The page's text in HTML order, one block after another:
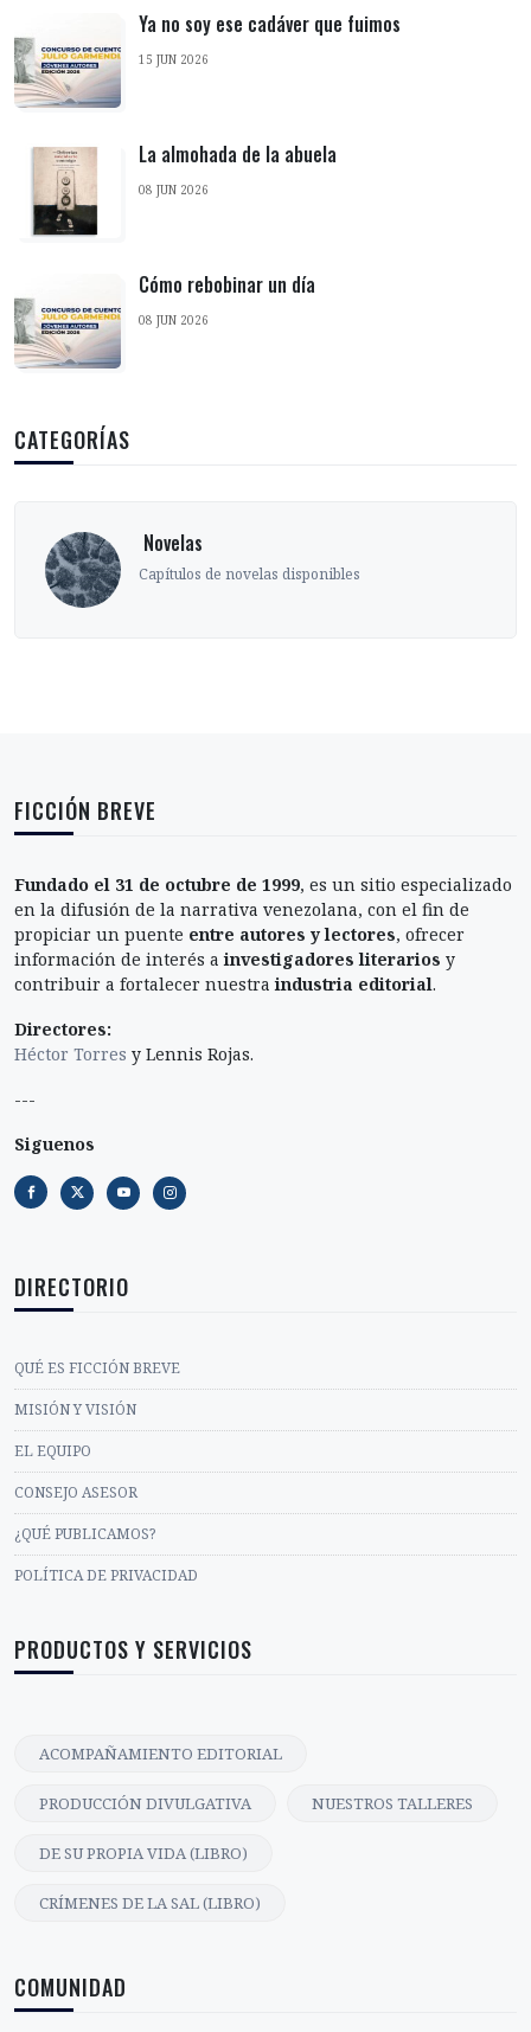
Ya no soy ese cadáver que fuimos
15 JUN 2026
La almohada de la abuela
08 JUN 2026
Cómo rebobinar un día
08 JUN 2026
CATEGORÍAS
‎ Novelas
Capítulos de novelas disponibles
FICCIÓN BREVE
Fundado el 31 de octubre de 1999, es un sitio especializado
en la difusión de la narrativa venezolana, con el fin de
propiciar un puente entre autores y lectores, ofrecer
información de interés ainvestigadores literarios y
contribuir a fortalecer nuestraindustria editorial.
Directores:
Héctor Torres y Lennis Rojas.
---
Siguenos
DIRECTORIO
QUÉ ES FICCIÓN BREVE
MISIÓN Y VISIÓN
EL EQUIPO
CONSEJO ASESOR
¿QUÉ PUBLICAMOS?
POLÍTICA DE PRIVACIDAD
PRODUCTOS Y SERVICIOS
ACOMPAÑAMIENTO EDITORIAL
PRODUCCIÓN DIVULGATIVA NUESTROS TALLERES
DE SU PROPIA VIDA (LIBRO)
CRÍMENES DE LA SAL (LIBRO)
COMUNIDAD